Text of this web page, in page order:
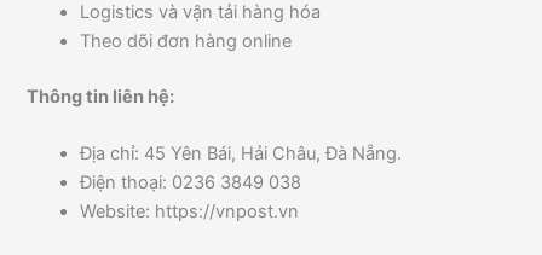
Logistics và vận tải hàng hóa
Theo dõi đơn hàng online
Thông tin liên hệ:
Địa chỉ: 45 Yên Bái, Hải Châu, Đà Nẵng.
Điện thoại: 0236 3849 038
Website: https://vnpost.vn